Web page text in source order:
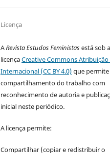
Licença
ARevista Estudos Feministasestá sob a
licençaCreative Commons Atribuição
Internacional (CC BY 4.0) que
compartilhamento do trabalho com
reconhecimento de autoria e
inicial neste periódico.
A licença permite:
Compartilhar (copiar e redistribuir o